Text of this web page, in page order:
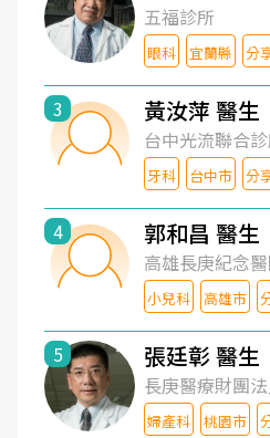
五福診所
眼科 宜蘭縣 分
3 黃汝萍 醫生
台中光流聯合
牙科 台中市 分
4 郭和昌 醫生
高雄長庚紀念
小兒科 高雄市
5 張廷彰 醫生
長庚醫療財團
婦產科 桃園市